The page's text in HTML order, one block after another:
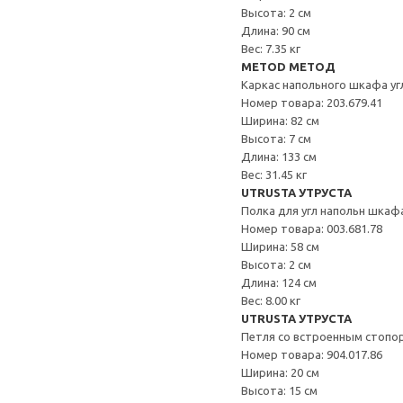
Высота: 2 см
Длина: 90 см
Вес: 7.35 кг
METOD МЕТОД
Каркас напольного шкафа
Номер товара: 203.679.41
Ширина: 82 см
Высота: 7 см
Длина: 133 см
Вес: 31.45 кг
UTRUSTA УТРУСТА
Полка для угл напольн
Номер товара: 003.681.78
Ширина: 58 см
Высота: 2 см
Длина: 124 см
Вес: 8.00 кг
UTRUSTA УТРУСТА
Петля со встроенным
Номер товара: 904.017.86
Ширина: 20 см
Высота: 15 см